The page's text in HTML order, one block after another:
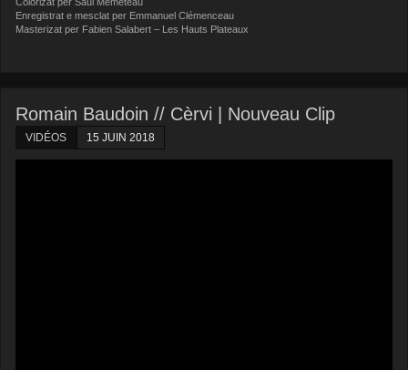
Enregistrat e mesclat per Emmanuel Clémenceau
Masterizat per Fabien Salabert – Les Hauts Plateaux
Romain Baudoin // Cèrvi | Nouveau Clip
VIDÉOS 15 JUIN 2018